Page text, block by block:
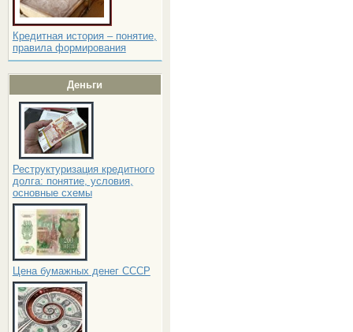
Кредитная история – понятие,
правила формирования
Деньги
Реструктуризация кредитного
долга: понятие, условия,
основные схемы
Цена бумажных денег СССР